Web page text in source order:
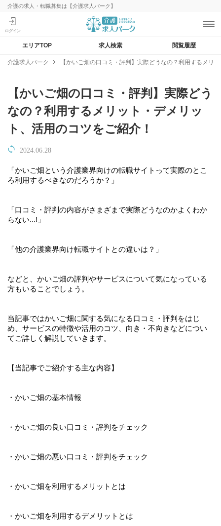
介護の求人・転職募集は【介護求人パーク】
エリアTOP 求人検索 閲覧履歴
介護求人パーク 【かいご畑の口コミ・評判】実際どうなの？利用するメリ
【かいご畑の口コミ・評判】実際どう
なの？利用するメリット・デメリッ
ト、活用のコツをご紹介！
2024.06.28
「かいご畑という介護業界向けの転職サイトって実際のとこ
ろ利用するべきなのだろうか？」
「口コミ・評判の内容がさまざまで実際どうなのかよくわか
らない...!」
「他の介護業界向け転職サイトとの違いは？」
などと、かいご畑の評判やサービスについて気になっている
方もいることでしょう。
当記事ではかいご畑に関する気になる口コミ・評判をはじ
め、 サービスの特徴や活用のコツ、向き・不向きなどについ
てご詳しく解説していきます。
【当記事でご紹介する主な内容】
・かいご畑の基本情報
・かいご畑の良い口コミ・評判をチェック
・かいご畑の悪い口コミ・評判をチェック
・かいご畑を利用するメリットとは
・かいご畑を利用するデメリットとは